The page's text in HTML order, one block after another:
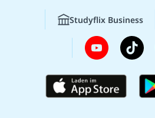
Studyflix Business